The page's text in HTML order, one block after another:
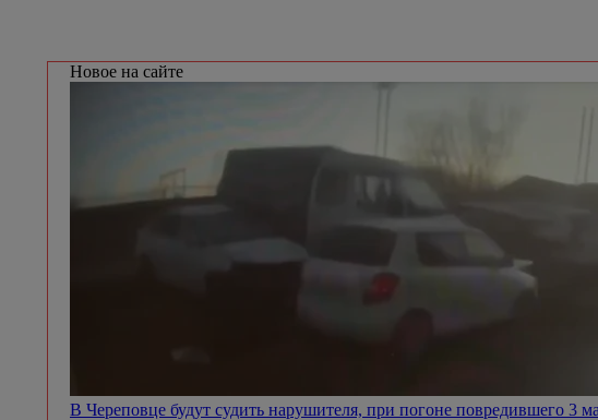
Новое на сайте
В Череповце будут судить нарушителя, при погоне повредившего 3